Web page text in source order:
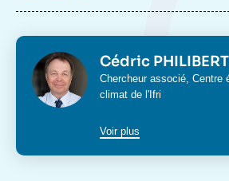
Photo Cédric PHILIBERT
Intitulé
du
Chercheur associé, Centre
climat de l'Ifri
Voir plus
Image
couverture
la
publication